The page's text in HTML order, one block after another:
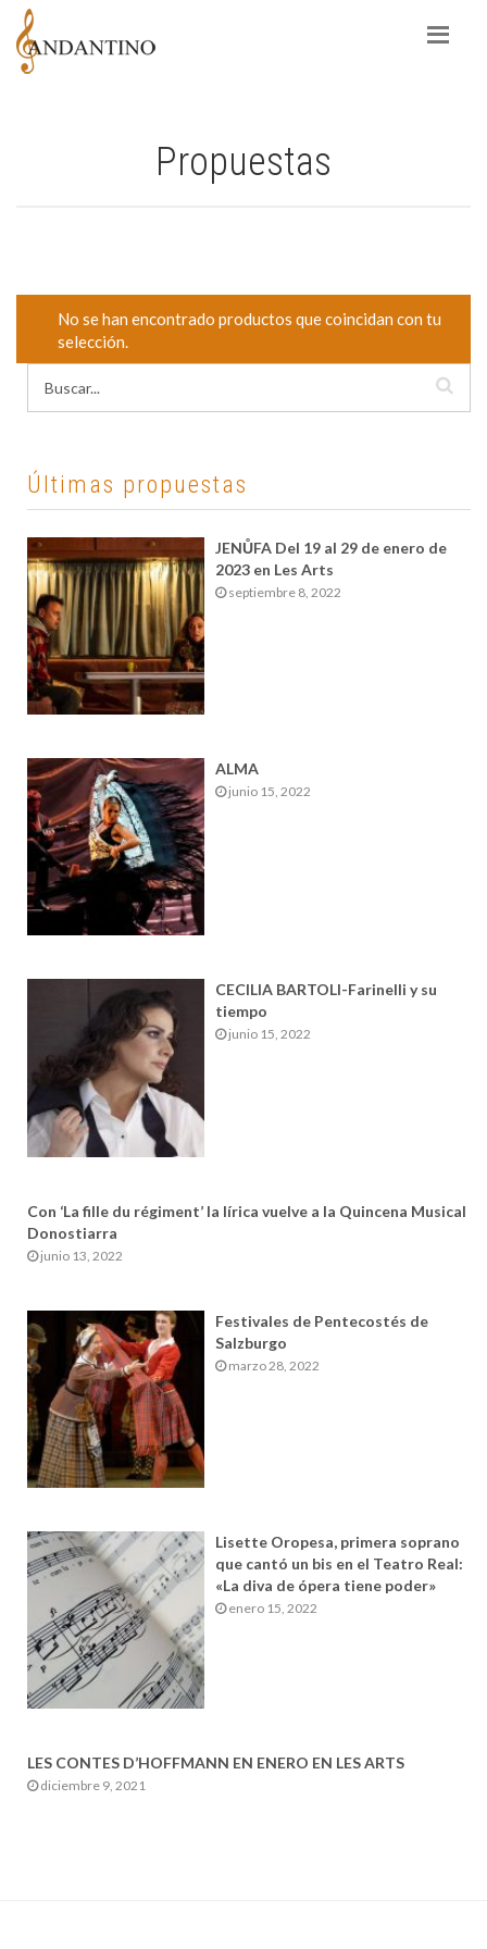
Propuestas
No se han encontrado productos que coincidan con tu
selección.
Últimas propuestas
JENŮFA Del 19 al 29 de enero de
2023 en Les Arts
septiembre 8, 2022
ALMA
junio 15, 2022
CECILIA BARTOLI-Farinelli y su
tiempo
junio 15, 2022
Con ‘La fille du régiment’ la lírica vuelve a la Quincena Musical
Donostiarra
junio 13, 2022
Festivales de Pentecostés de
Salzburgo
marzo 28, 2022
Lisette Oropesa, primera soprano
que cantó un bis en el Teatro Real:
«La diva de ópera tiene poder»
enero 15, 2022
LES CONTES D’HOFFMANN EN ENERO EN LES ARTS
diciembre 9, 2021